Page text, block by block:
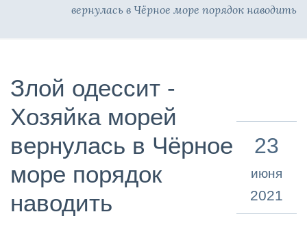
вернулась в Чёрное море порядок наводить
Злой одессит -
Хозяйка морей
вернулась в Чёрное
море порядок
наводить
23
июня
2021